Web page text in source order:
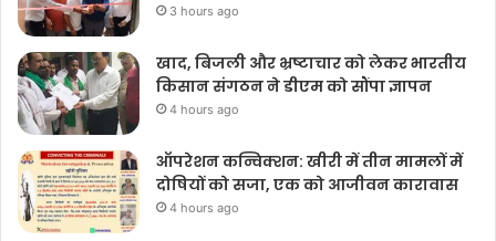
3 hours ago
खाद, बिजली और भ्रष्टाचार को लेकर भारतीय
किसान संगठन ने डीएम को सौंपा ज्ञापन
4 hours ago
ऑपरेशन कन्विक्शन: खीरी में तीन मामलों में
दोषियों को सजा, एक को आजीवन कारावास
4 hours ago